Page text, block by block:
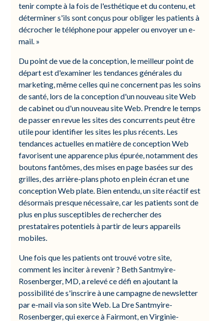
tenir compte à la fois de l'esthétique et du contenu, et
déterminer s'ils sont conçus pour obliger les patients à
décrocher le téléphone pour appeler ou envoyer un e-
mail. »
Du point de vue de la conception, le meilleur point de
départ est d'examiner les tendances générales du
marketing, même celles qui ne concernent pas les soins
de santé, lors de la conception d'un nouveau site Web
de cabinet ou d'un nouveau site Web. Prendre le temps
de passer en revue les sites des concurrents peut être
utile pour identifier les sites les plus récents. Les
tendances actuelles en matière de conception Web
favorisent une apparence plus épurée, notamment des
boutons fantômes, des mises en page basées sur des
grilles, des arrière-plans photo en plein écran et une
conception Web plate. Bien entendu, un site réactif est
désormais presque nécessaire, car les patients sont de
plus en plus susceptibles de rechercher des
prestataires potentiels à partir de leurs appareils
mobiles.
Une fois que les patients ont trouvé votre site,
comment les inciter à revenir ? Beth Santmyire-
Rosenberger, MD, a relevé ce défi en ajoutant la
possibilité de s'inscrire à une campagne de newsletter
par e-mail via son site Web. La Dre Santmyire-
Rosenberger, qui exerce à Fairmont, en Virginie-